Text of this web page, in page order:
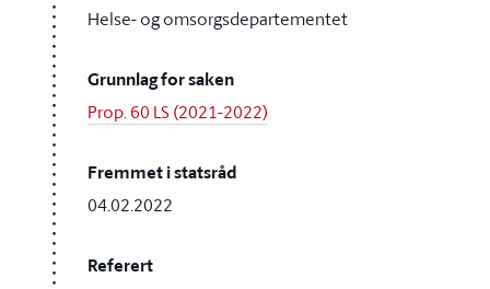
Helse- og omsorgsdepartementet
Grunnlag for saken
Prop. 60 LS (2021-2022)
Fremmet i statsråd
04.02.2022
Referert